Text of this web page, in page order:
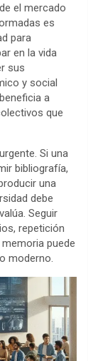
el mercado
es
para
en la vida
sus
y social
a
que
Si una
bibliografía,
una
debe
Seguir
repetición
puede
moderno.